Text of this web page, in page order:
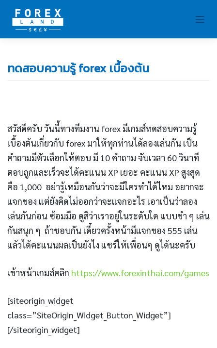
content
ทดสอบความรู้ forex เบื้องต้น
สวัสดีครับ วันนี้ทางทีมงาน forex มีเกมส์ทดสอบความรู้
เบื้องต้นเกี่ยวกับ forex มาให้ทุกท่านได้ลองเล่นกัน เป็น
คำถามมีตัวเลือกให้ตอบ มี 10 คำถาม จับเวลา 60 วินาที
ตอบถูกและเร็วจะได้คะแนน XP เยอะ คะแนน XP สูงสุด
คือ 1,000 อย่ารู้เหมือนกันว่าจะมีใครทำได้ไหม อยากจะ
แจกของ แต่ยังคิดไม่ออกว่าจะแจกอะไร เอาเป็นว่าลอง
เล่นกันก่อน ซ้อมมือ ดูสิว่าเราอยู่ในระดับใด แบบขำ ๆ เล่น
กันสนุก ๆ ถ้าชอบกัน เดี๋ยวครั้งหน้ามีแจกของ 555 เล่น
แล้วได้คะแนนผลเป็นยังไง แชร์ให้เพื่อนๆ ดูได้นะครับ
เข้าหน้าเกมส์คลิก https://www.forexinthai.com/games
[siteorigin_widget
class=”SiteOrigin_Widget_Button_Widget”]
[/siteorigin_widget]